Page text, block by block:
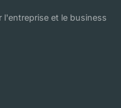
et le business